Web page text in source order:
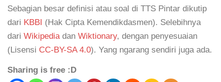
Sebagian besar definisi atau soal di TTS Pintar dikutip
dari KBBI (Hak Cipta Kemendikdasmen). Selebihnya
dari Wikipediadan Wiktionary, dengan penyesuaian
(Lisensi CC-BY-SA 4.0). Yang ngarang sendiri juga ada.
Sharing is free :D